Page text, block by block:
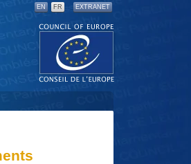
EN FR EXTRANET